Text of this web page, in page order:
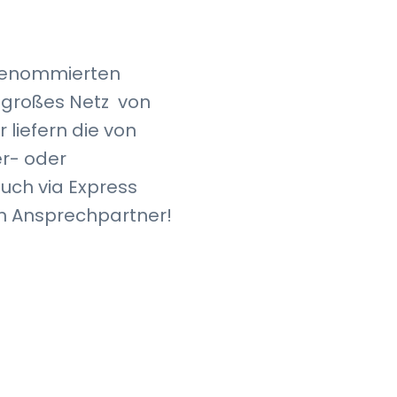
Netz von
liefern die von
oder
via Express
Ansprechpartner!